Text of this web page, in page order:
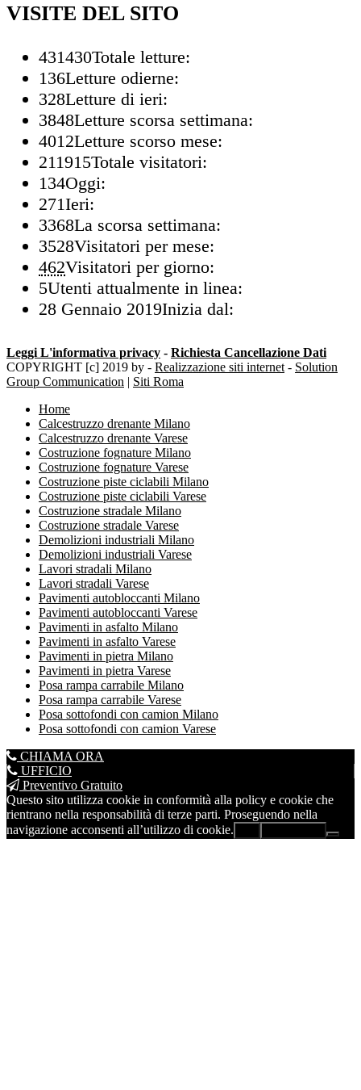
VISITE DEL SITO
431430Totale letture:
136Letture odierne:
328Letture di ieri:
3848Letture scorsa settimana:
4012Letture scorso mese:
211915Totale visitatori:
134Oggi:
271Ieri:
3368La scorsa settimana:
3528Visitatori per mese:
462Visitatori per giorno:
5Utenti attualmente in linea:
28 Gennaio 2019Inizia dal:
Leggi L'informativa privacy - Richiesta Cancellazione Dati
COPYRIGHT [c] 2019 by - Realizzazione siti internet - Solution
Group Communication | Siti Roma
Home
Calcestruzzo drenante Milano
Calcestruzzo drenante Varese
Costruzione fognature Milano
Costruzione fognature Varese
Costruzione piste ciclabili Milano
Costruzione piste ciclabili Varese
Costruzione stradale Milano
Costruzione stradale Varese
Demolizioni industriali Milano
Demolizioni industriali Varese
Lavori stradali Milano
Lavori stradali Varese
Pavimenti autobloccanti Milano
Pavimenti autobloccanti Varese
Pavimenti in asfalto Milano
Pavimenti in asfalto Varese
Pavimenti in pietra Milano
Pavimenti in pietra Varese
Posa rampa carrabile Milano
Posa rampa carrabile Varese
Posa sottofondi con camion Milano
Posa sottofondi con camion Varese
CHIAMA ORA
UFFICIO
Preventivo Gratuito
Questo sito utilizza cookie in conformità alla policy e cookie che
rientrano nella responsabilità di terze parti. Proseguendo nella
navigazione acconsenti all’utilizzo di cookie.